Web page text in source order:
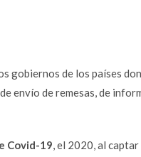
gobiernos de los países
envío de remesas, de
Covid-19, el 2020, al